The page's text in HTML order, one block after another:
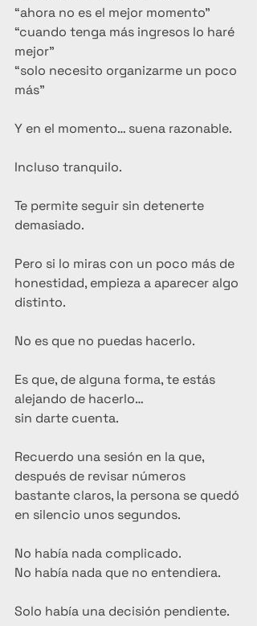
“ahora no es el mejor momento”
“cuando tenga más ingresos lo haré
mejor”
“solo necesito organizarme un poco
más”
Y en el momento… suena razonable.
Incluso tranquilo.
Te permite seguir sin detenerte
demasiado.
Pero si lo miras con un poco más de
honestidad, empieza a aparecer algo
distinto.
No es que no puedas hacerlo.
Es que, de alguna forma, te estás
alejando de hacerlo…
sin darte cuenta.
Recuerdo una sesión en la que,
después de revisar números
bastante claros, la persona se quedó
en silencio unos segundos.
No había nada complicado.
No había nada que no entendiera.
Solo había una decisión pendiente.